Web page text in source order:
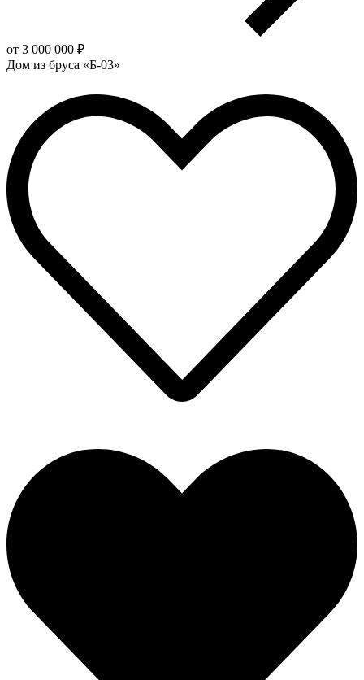
от 3 000 000 ₽
Дом из бруса «Б-03»